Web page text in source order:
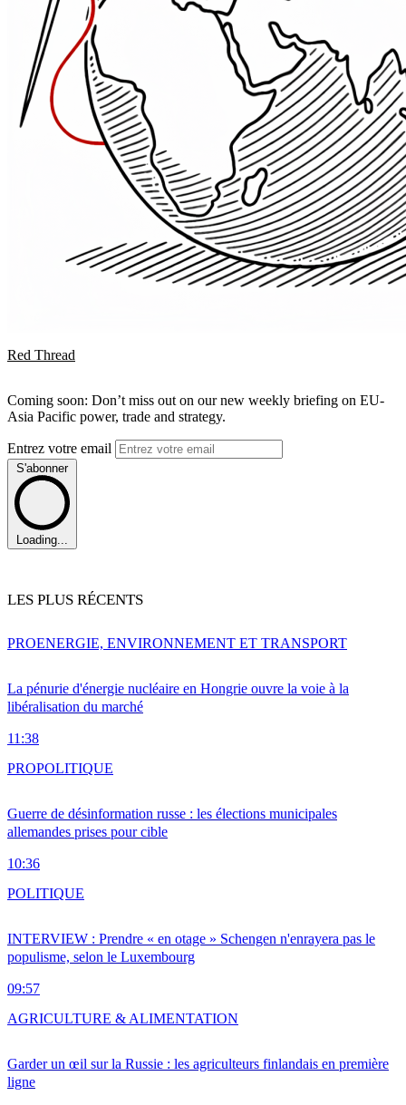
Red Thread
Coming soon: Don’t miss out on our new weekly briefing on EU-
Asia Pacific power, trade and strategy.
Entrez votre email
S'abonner
Loading...
LES PLUS RÉCENTS
La pénurie d'énergie nucléaire en Hongrie ouvre la voie à la
libéralisation du marché
11:38
PROENERGIE, ENVIRONNEMENT ET TRANSPORT
Guerre de désinformation russe : les élections municipales
allemandes prises pour cible
10:36
PROPOLITIQUE
INTERVIEW : Prendre « en otage » Schengen n'enrayera pas le
populisme, selon le Luxembourg
09:57
POLITIQUE
Garder un œil sur la Russie : les agriculteurs finlandais en première
ligne
AGRICULTURE & ALIMENTATION